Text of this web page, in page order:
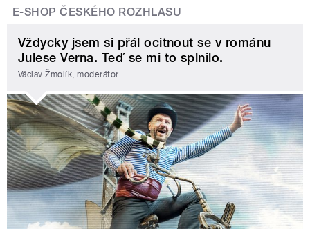
E-SHOP ČESKÉHO ROZHLASU
Vždycky jsem si přál ocitnout se v románu
Julese Verna. Teď se mi to splnilo.
Václav Žmolík, moderátor